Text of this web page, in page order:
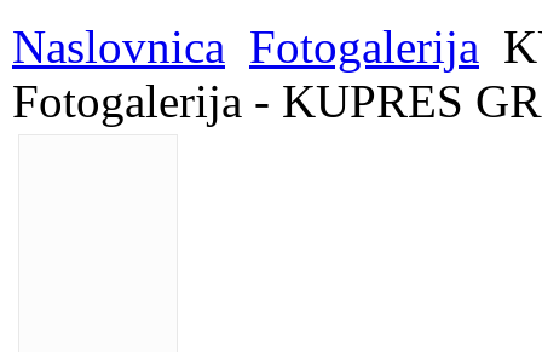
Naslovnica Fotogalerija
Fotogalerija - KUPRES